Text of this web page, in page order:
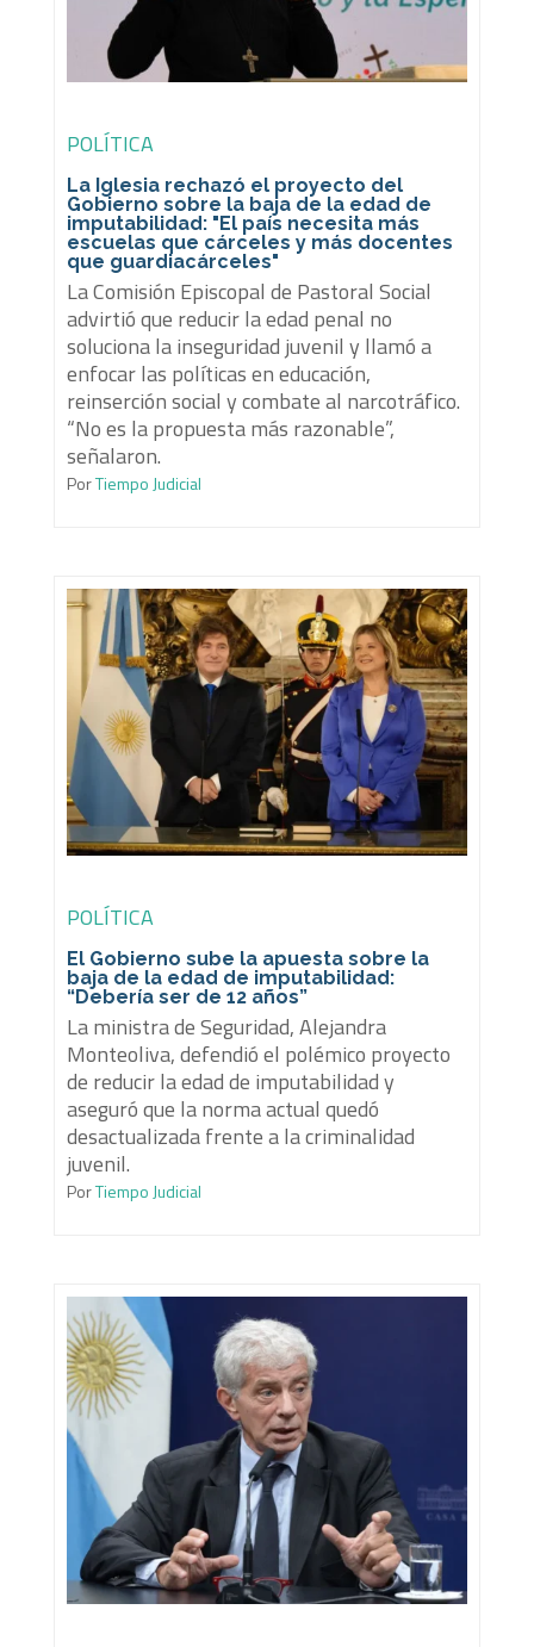
POLÍTICA
La Iglesia rechazó el proyecto del
Gobierno sobre la baja de la edad de
imputabilidad: "El país necesita más
escuelas que cárceles y más docentes
que guardiacárceles"
La Comisión Episcopal de Pastoral Social
advirtió que reducir la edad penal no
soluciona la inseguridad juvenil y llamó a
enfocar las políticas en educación,
reinserción social y combate al narcotráfico.
“No es la propuesta más razonable”,
señalaron.
PorTiempo Judicial
POLÍTICA
El Gobierno sube la apuesta sobre la
baja de la edad de imputabilidad:
“Debería ser de 12 años”
La ministra de Seguridad, Alejandra
Monteoliva, defendió el polémico proyecto
de reducir la edad de imputabilidad y
aseguró que la norma actual quedó
desactualizada frente a la criminalidad
juvenil.
PorTiempo Judicial